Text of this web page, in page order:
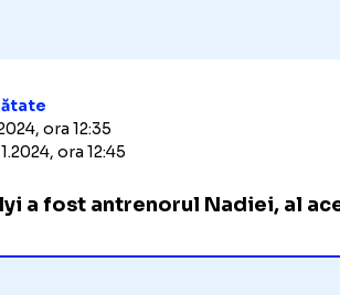
ora 12:35
ora 12:45
a fost antrenorul Nadiei, al